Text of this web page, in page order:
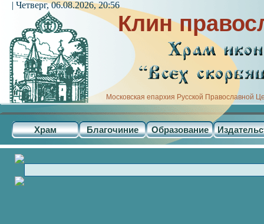
Клин
Московская епархия Русской Православной
Храм Благочиние Образование
| Четверг, 06.08.2026, 20:56